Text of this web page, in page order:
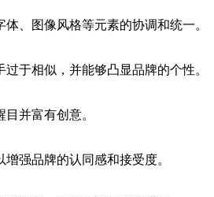
、图像风格等元素的协调和统一。
于相似，并能够凸显品牌的个性。
并富有创意。
强品牌的认同感和接受度。